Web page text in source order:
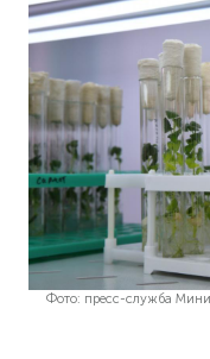
Фото: пресс-служба